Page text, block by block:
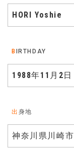
HORI Yoshie
BIRTHDAY
1988年11月2日
出身地
神奈川県川崎市